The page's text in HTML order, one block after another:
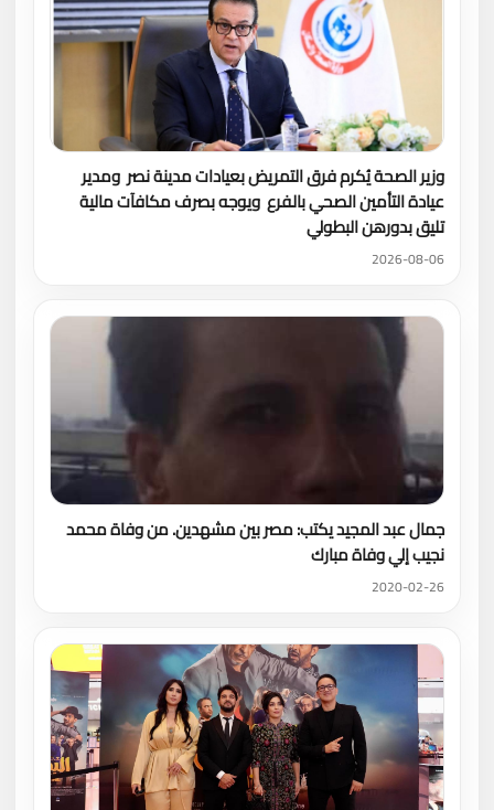
وزير الصحة يُكرم فرق التمريض بعيادات مدينة نصر ومدير
عيادة التأمين الصحي بالفرع ويوجه بصرف مكافآت مالية
تليق بدورهن البطولي
2026-08-06
جمال عبد المجيد يكتب: مصر بين مشهدين. من وفاة محمد
نجيب إلي وفاة مبارك
2020-02-26